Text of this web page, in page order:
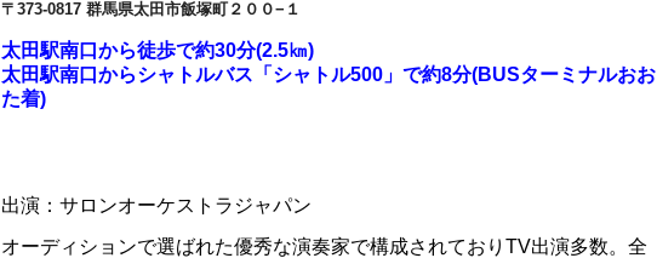
〒373-0817 群馬県太田市飯塚町２００−１
太田駅南口から徒歩で約30分(2.5㎞)
太田駅南口からシャトルバス「シャトル500」で約8分(BUSターミナルおお
た着)
出演：サロンオーケストラジャパン
オーディションで選ばれた優秀な演奏家で構成されておりTV出演多数。全